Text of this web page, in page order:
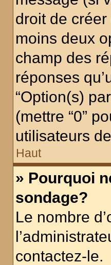
droit de
moins deux
champ des
réponses
“Option(s)
(mettre “0”
utilisateurs
Haut
» Pourquoi
sondage?
Le nombre
contactez-le.